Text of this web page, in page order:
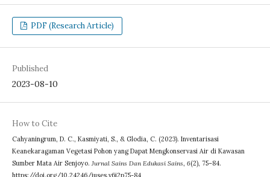
PDF (Research Article)
Published
2023-08-10
How to Cite
Cahyaningrum, D. C., Kasmiyati, S., & Glodia, C. (2023). Inventarisasi
Keanekaragaman Vegetasi Pohon yang Dapat Mengkonservasi Air di Kawasan
Sumber Mata Air Senjoyo. Jurnal Sains Dan Edukasi Sains, 6(2), 75–84.